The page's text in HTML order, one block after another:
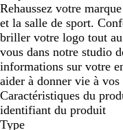
Rehaussez votre
et la salle de sport.
briller votre logo tout
vous dans notre studio
informations sur votre
aider à donner vie à vos
Caractéristiques du
identifiant du produit
Type